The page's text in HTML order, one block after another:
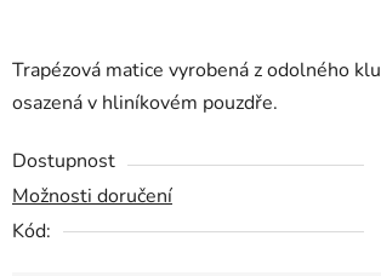
Trapézová matice vyrobená z odolného
osazená v hliníkovém pouzdře.
Dostupnost
Možnosti doručení
Kód: